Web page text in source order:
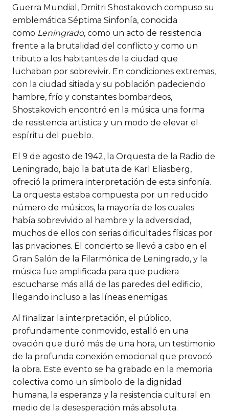
Guerra Mundial, Dmitri Shostakovich compuso su
emblemática Séptima Sinfonía, conocida
como Leningrado, como un acto de resistencia
frente a la brutalidad del conflicto y como un
tributo a los habitantes de la ciudad que
luchaban por sobrevivir. En condiciones extremas,
con la ciudad sitiada y su población padeciendo
hambre, frío y constantes bombardeos,
Shostakovich encontró en la música una forma
de resistencia artística y un modo de elevar el
espíritu del pueblo.
El 9 de agosto de 1942, la Orquesta de la Radio de
Leningrado, bajo la batuta de Karl Eliasberg,
ofreció la primera interpretación de esta sinfonía.
La orquesta estaba compuesta por un reducido
número de músicos, la mayoría de los cuales
había sobrevivido al hambre y la adversidad,
muchos de ellos con serias dificultades físicas por
las privaciones. El concierto se llevó a cabo en el
Gran Salón de la Filarmónica de Leningrado, y la
música fue amplificada para que pudiera
escucharse más allá de las paredes del edificio,
llegando incluso a las líneas enemigas.
Al finalizar la interpretación, el público,
profundamente conmovido, estalló en una
ovación que duró más de una hora, un testimonio
de la profunda conexión emocional que provocó
la obra. Este evento se ha grabado en la memoria
colectiva como un símbolo de la dignidad
humana, la esperanza y la resistencia cultural en
medio de la desesperación más absoluta.